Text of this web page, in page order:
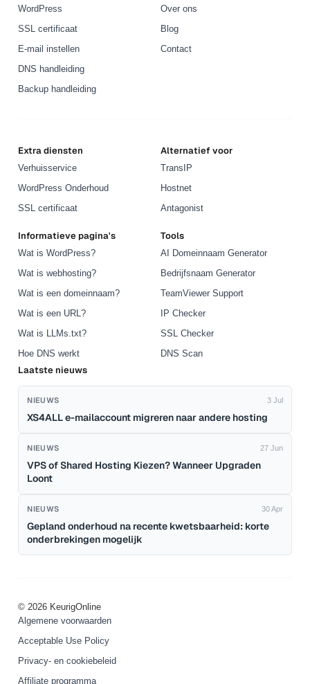
WordPress
SSL certificaat
E-mail instellen
DNS handleiding
Backup handleiding
Over ons
Blog
Contact
Extra diensten
Verhuisservice
WordPress Onderhoud
SSL certificaat
Alternatief voor
TransIP
Hostnet
Antagonist
Informatieve pagina's
Wat is WordPress?
Wat is webhosting?
Wat is een domeinnaam?
Wat is een URL?
Wat is LLMs.txt?
Hoe DNS werkt
Tools
AI Domeinnaam Generator
Bedrijfsnaam Generator
TeamViewer Support
IP Checker
SSL Checker
DNS Scan
Laatste nieuws
NIEUWS 3 Jul
XS4ALL e-mailaccount migreren naar andere hosting
NIEUWS 27 Jun
VPS of Shared Hosting Kiezen? Wanneer Upgraden
Loont
NIEUWS 30 Apr
Gepland onderhoud na recente kwetsbaarheid: korte
onderbrekingen mogelijk
© 2026 KeurigOnline
Algemene voorwaarden
Acceptable Use Policy
Privacy- en cookiebeleid
Affiliate programma